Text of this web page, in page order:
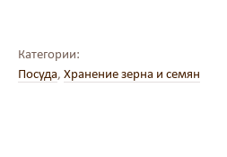
Категории:
Посуда, Хранение зерна и семян